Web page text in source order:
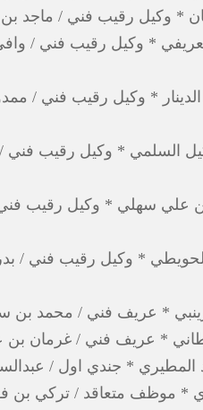
* وكيل رقيب فني / ماجد بن
* وكيل رقيب فني /
* وكيل رقيب فني /
السلمي * وكيل رقيب فني
علي سهلي * وكيل رقيب
* وكيل رقيب فني /
* عريف فني / محمد بن
* عريف فني / غرمان بن
* جندي اول /
* موظف متعاقد / تركي بن